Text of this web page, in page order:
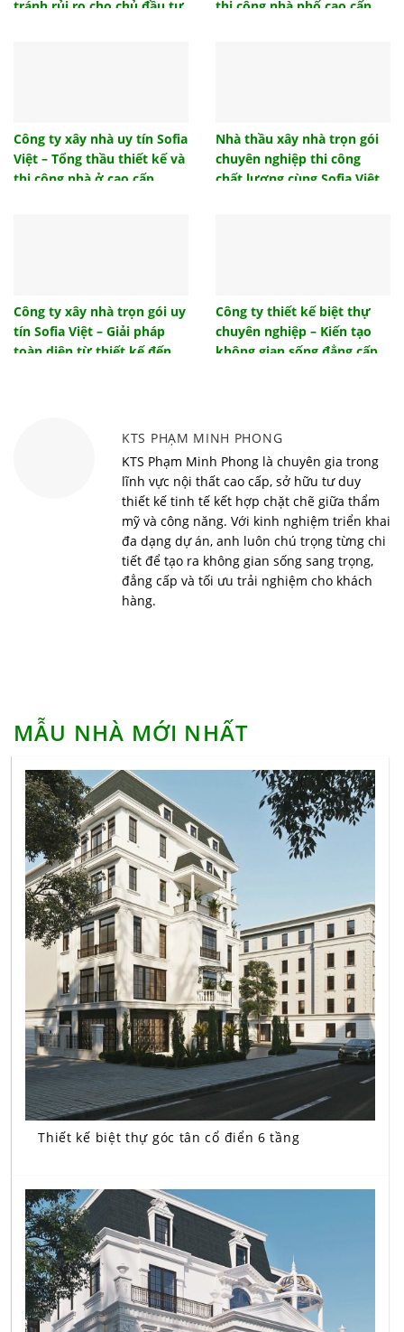
công trình của bạn?
phong thủy Sofia Việt
Mẫu thiết kế nội thất phòng ngủ đẹp hiện đại 2021
trọng
Tham khảo một số giải pháp thiết kế đèn phòng
khách ấn tượng
Top 10 xu hướng nội thất thông minh đón đầu trào
lưu năm 2022
Phong cách minimalism và những điều nhất định
Những nguyên tắc thiết kế phòng ngủ lý tưởng và
phong cách
10 mẫu nội thất thông minh sang trọng, tiết kiệm
Tuổi Tân Mão hợp hướng nào để rước tài lộc vào
nhà?
tránh rủi ro cho chủ đầu tư
thi công nhà phố cao cấp,
Công ty xây nhà uy tín Sofia
Việt – Tổng thầu thiết kế và
thi công nhà ở cao cấp
Nhà thầu xây nhà trọn gói
chuyên nghiệp thi công
chất lượng cùng Sofia Việt
Công ty xây nhà trọn gói uy
tín Sofia Việt – Giải pháp
toàn diện từ thiết kế đến
Công ty thiết kế biệt thự
chuyên nghiệp – Kiến tạo
không gian sống đẳng cấp
KTS PHẠM MINH PHONG
KTS Phạm Minh Phong là chuyên gia trong
lĩnh vực nội thất cao cấp, sở hữu tư duy
thiết kế tinh tế kết hợp chặt chẽ giữa thẩm
mỹ và công năng. Với kinh nghiệm triển khai
đa dạng dự án, anh luôn chú trọng từng chi
tiết để tạo ra không gian sống sang trọng,
đẳng cấp và tối ưu trải nghiệm cho khách
hàng.
MẪU NHÀ MỚI NHẤT
Thiết kế biệt thự góc tân cổ điển 6 tầng